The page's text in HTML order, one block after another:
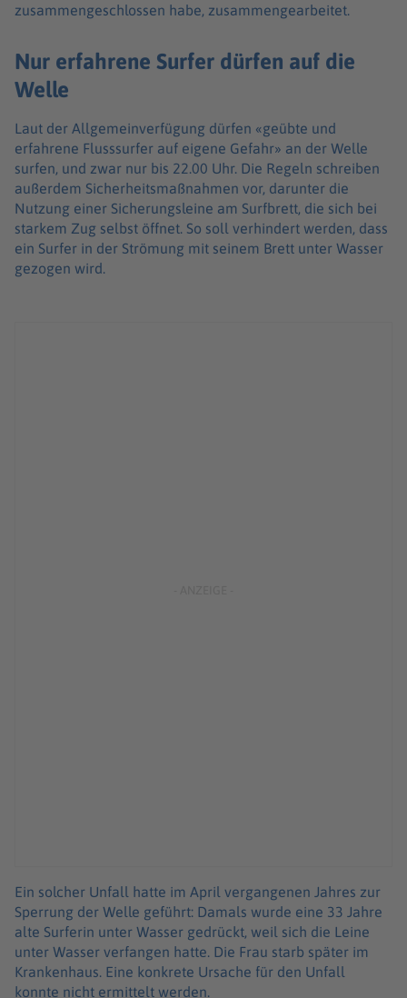
zusammengeschlossen habe, zusammengearbeitet.
Nur erfahrene Surfer dürfen auf die
Welle
Laut der Allgemeinverfügung dürfen «geübte und
erfahrene Flusssurfer auf eigene Gefahr» an der Welle
surfen, und zwar nur bis 22.00 Uhr. Die Regeln schreiben
außerdem Sicherheitsmaßnahmen vor, darunter die
Nutzung einer Sicherungsleine am Surfbrett, die sich bei
starkem Zug selbst öffnet. So soll verhindert werden, dass
ein Surfer in der Strömung mit seinem Brett unter Wasser
gezogen wird.
Ein solcher Unfall hatte im April vergangenen Jahres zur
Sperrung der Welle geführt: Damals wurde eine 33 Jahre
alte Surferin unter Wasser gedrückt, weil sich die Leine
unter Wasser verfangen hatte. Die Frau starb später im
Krankenhaus. Eine konkrete Ursache für den Unfall
konnte nicht ermittelt werden.